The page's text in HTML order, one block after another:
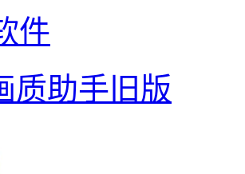
件
质助手旧版